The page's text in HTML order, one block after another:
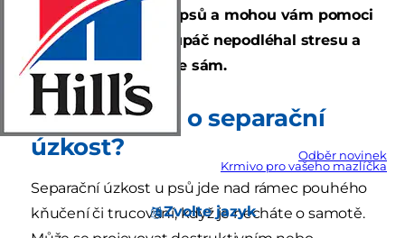
Odběr novinek
Krmivo pro vašeho mazlíčka
Zvolte jazyk
separační úzkosti u psů a mohou vám pomoci
zajistit, aby váš chlupáč nepodléhal stresu a
panice, když zůstane sám.
Jde opravdu o separační
úzkost?
Separační úzkost u psů jde nad rámec pouhého
kňučení či trucování, když je necháte o samotě.